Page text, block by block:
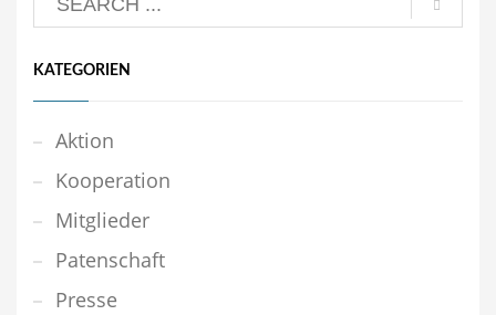
KATEGORIEN
Aktion
Kooperation
Mitglieder
Patenschaft
Presse